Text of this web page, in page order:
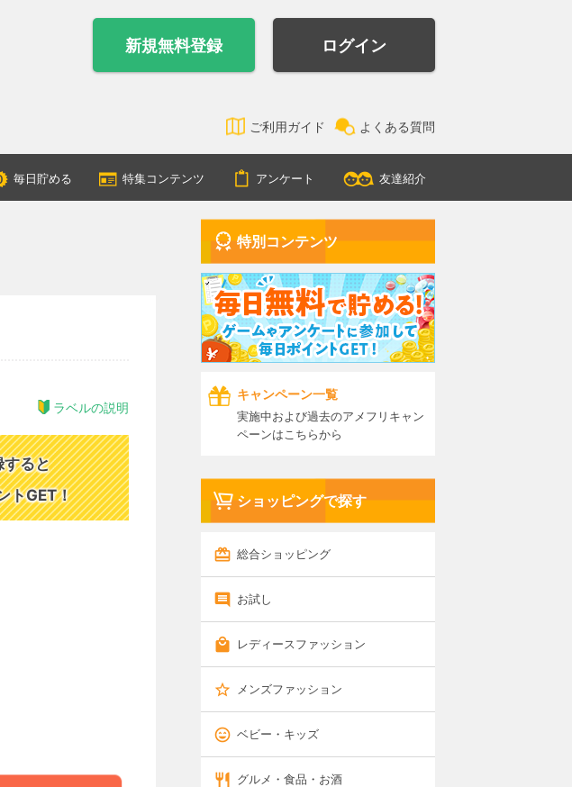
新規無料登録 ログイン
ご利用ガイド よくある質問
毎日貯める 特集コンテンツ アンケート 友達紹介
ラベルの説明
すると
トGET！
特別コンテンツ
キャンペーン一覧
実施中および過去のアメフリキャン
ペーンはこちらから
ショッピングで探す
総合ショッピング
お試し
レディースファッション
メンズファッション
ベビー・キッズ
グルメ・食品・お酒